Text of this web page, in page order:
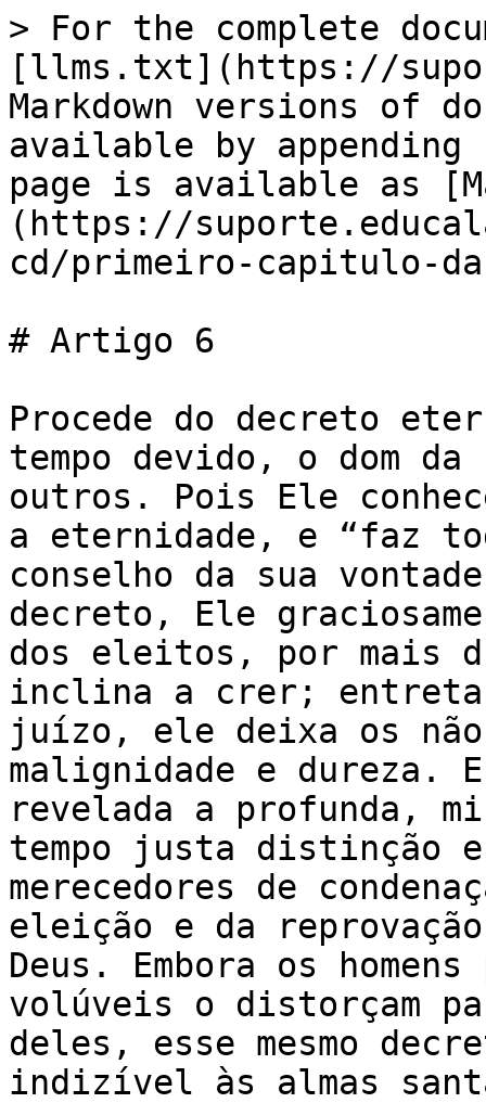
> For the complete
[llms.txt](https://
Markdown versions of
available by
page is available as
(https://
cd/primeiro-capitulo-
# Artigo 6
Procede do decreto
tempo devido, o dom
outros. Pois Ele
a eternidade, e “faz
conselho da sua
decreto, Ele
dos eleitos, por mais
inclina a crer;
juízo, ele deixa os
malignidade e dureza.
revelada a profunda,
tempo justa distinção
merecedores de
eleição e da
Deus. Embora os
volúveis o distorçam
deles, esse mesmo
indizível às almas